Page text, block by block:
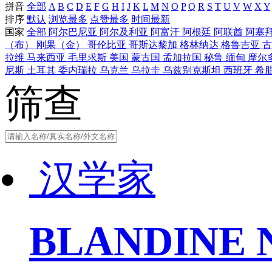
拼音 全部 A B C D E F G H I J K L M N O P Q R S T U V W X Y
排序 默认 浏览最多 点赞最多 时间最新
国家 全部 阿尔巴尼亚 阿尔及利亚 阿富汗 阿根廷 阿联酋 阿塞
（布）
刚果（金） 哥伦比亚 哥斯达黎加 格林纳达 格鲁吉亚
拉维 马来西亚 毛里求斯 美国 蒙古国 孟加拉国 秘鲁 缅甸 摩尔
尼斯 土耳其 委内瑞拉 乌克兰 乌拉圭 乌兹别克斯坦 西班牙 希
筛查
汉学家
BLANDINE